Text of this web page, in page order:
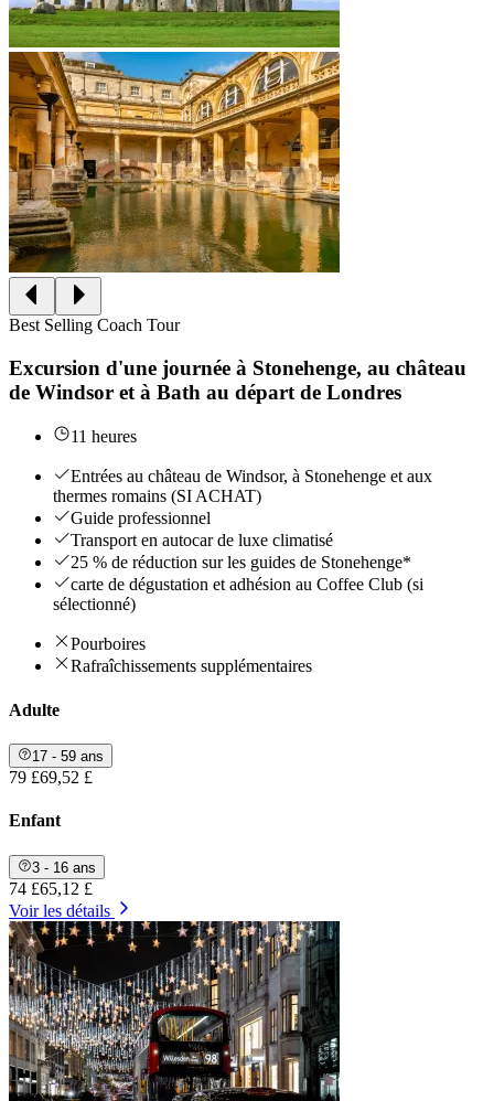
Best Selling Coach Tour
Excursion d'une journée à Stonehenge, au château
de Windsor et à Bath au départ de Londres
11 heures
Entrées au château de Windsor, à Stonehenge et aux
thermes romains (SI ACHAT)
Guide professionnel
Transport en autocar de luxe climatisé
25 % de réduction sur les guides de Stonehenge*
carte de dégustation et adhésion au Coffee Club (si
sélectionné)
Pourboires
Rafraîchissements supplémentaires
Adulte
17 - 59 ans
79 £69,52 £
Enfant
3 - 16 ans
74 £65,12 £
Voir les détails